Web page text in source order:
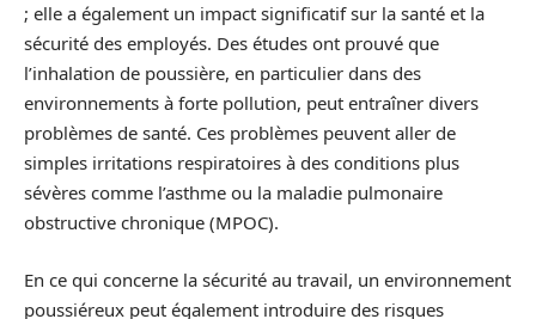
; elle a également un impact significatif sur la santé et la
sécurité des employés. Des études ont prouvé que
l’inhalation de poussière, en particulier dans des
environnements à forte pollution, peut entraîner divers
problèmes de santé. Ces problèmes peuvent aller de
simples irritations respiratoires à des conditions plus
sévères comme l’asthme ou la maladie pulmonaire
obstructive chronique (MPOC).
En ce qui concerne la sécurité au travail, un environnement
poussiéreux peut également introduire des risques